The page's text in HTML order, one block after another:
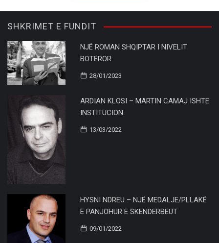
SHKRIMET E FUNDIT
NJË ROMAN SHQIPTAR I NIVELIT
BOTËROR
28/01/2023
ARDIAN KLOSI – MARTIN CAMAJ ISHTE
INSTITUCION
13/03/2022
HYSNI NDREU – NJË MEDALJE/PLLAKË
E PANJOHUR E SKËNDERBEUT
09/01/2022